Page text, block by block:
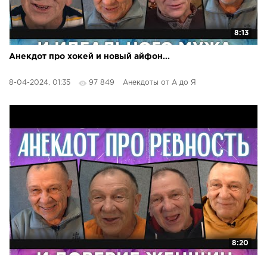
8:13
Анекдот про хокей и новый айфон...
8-04-2024, 01:35 97 849 Анекдоты от А до Я
8:20